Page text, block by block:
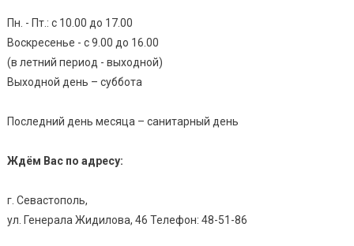
Пн. - Пт.: с 10.00 до 17.00
Воскресенье - с 9.00 до 16.00
(в летний период - выходной)
Выходной день – суббота
Последний день месяца – санитарный день
Ждём Вас по адресу:
г. Севастополь,
ул. Генерала Жидилова, 46 Телефон: 48-51-86